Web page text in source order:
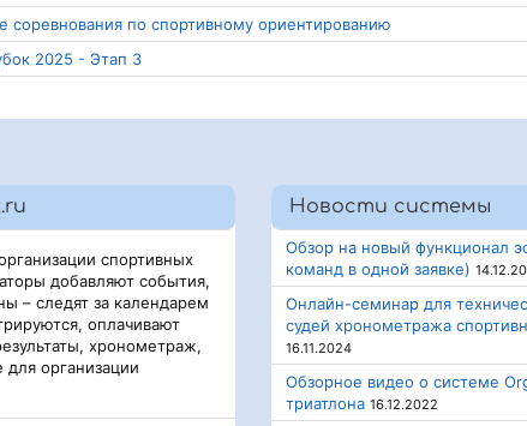
соревнования по спортивному ориентированию
2025 - Этап 3
спортивных
добавляют события,
– следят за календарем
оплачивают
хронометраж,
организации
Новости системы
Обзор на новый функционал
команд в одной заявке)
Онлайн-семинар для
судей хронометража
16.11.2024
Обзорное видео о системе
триатлона 16.12.2022